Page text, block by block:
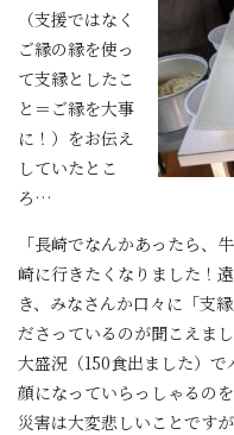
（支援ではなく
ご縁の縁を使っ
て支縁としたこ
と＝ご縁を大事
に！）をお伝え
していたとこ
ろ…
「長崎でなんかあったら、
崎に行きたくなりました！
き、みなさんか口々に「支
ださっているのが聞こえまし
大盛況（150食出ました）
顔になっていらっしゃるの
災害は大変悲しいことです